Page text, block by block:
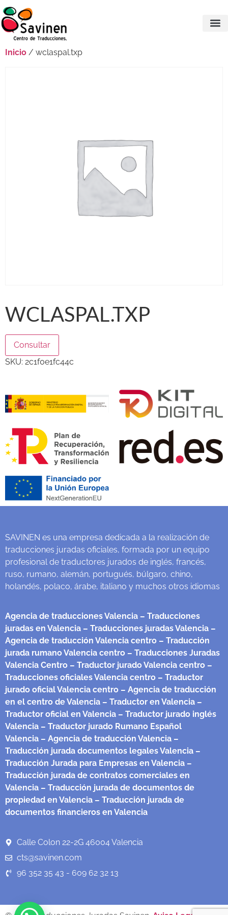
Inicio / wclaspal.txp
WCLASPAL.TXP
Consultar
SKU: 2c1f0e1fc44c
SAVINEN es una empresa dedicada a la realización de
traducciones juradas oficiales, formada por un equipo
profesional de traductores jurados de inglés, francés,
ruso, rumano, alemán, portugués, búlgaro, chino,
holandés, polaco, árabe, italiano y muchos otros idiomas
Agencia de traducciones Valencia – Traducciones
juradas en Valencia – Traducciones juradas Valencia –
Agencia de traducción Valencia centro – Traducción
jurada rumano Valencia centro – Traducciones Juradas
Valencia Centro – Traductor jurado Valencia centro –
Traducciones oficiales Valencia centro – Traductor
jurado oficial Valencia centro – Agencia de traducción
en el centro de Valencia – Traductor en Valencia –
Traductor oficial en Valencia – Traductor jurado inglés
Valencia – Traductor jurado Rumano Español
Valencia – Agencia de traducción Valencia –
Traducción jurada documentos legales Valencia –
Traducción Jurada para Empresas en Valencia –
Traducción jurada de contratos comerciales en
Valencia – Traducción jurada de documentos de
propiedad en Valencia – Traducción jurada de
documentos financieros en Valencia
Calle Colon 22-2G 46004 Valencia
cts@savinen.com
96 352 35 43 - 609 62 32 13